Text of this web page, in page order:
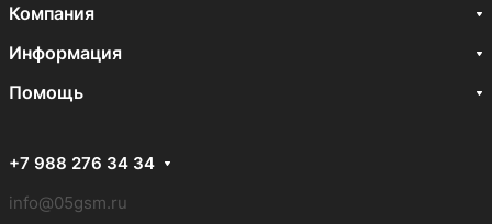
Компания
Информация
Помощь
+7 988 276 34 34
info@05gsm.ru